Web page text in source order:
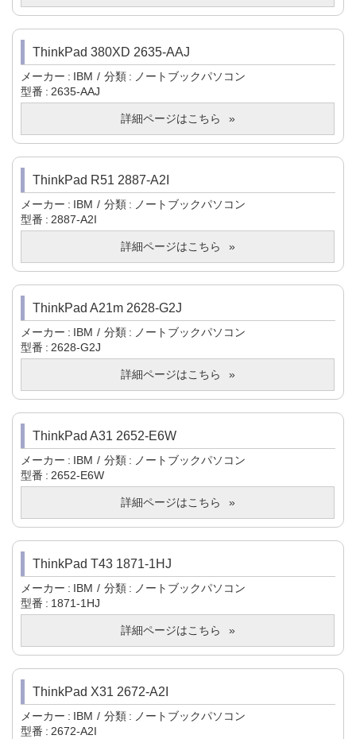
ThinkPad 380XD 2635-AAJ
メーカー IBM 分類
ノートブックパソコン
型番
2635-AAJ
詳細ページはこちら
ThinkPad R51 2887-A2I
メーカー IBM 分類
ノートブックパソコン
型番
2887-A2I
詳細ページはこちら
ThinkPad A21m 2628-G2J
メーカー IBM 分類
ノートブックパソコン
型番
2628-G2J
詳細ページはこちら
ThinkPad A31 2652-E6W
メーカー IBM 分類
ノートブックパソコン
型番
2652-E6W
詳細ページはこちら
ThinkPad T43 1871-1HJ
メーカー IBM 分類
ノートブックパソコン
型番
1871-1HJ
詳細ページはこちら
ThinkPad X31 2672-A2I
メーカー IBM 分類
ノートブックパソコン
型番
2672-A2I